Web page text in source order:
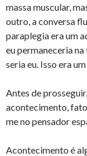
massa muscular,
outro, a conversa
paraplegia era um
eu permaneceria
seria eu. Isso era
Antes de
acontecimento,
me no pensador
Acontecimento é